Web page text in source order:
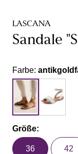
LASCANA
Sandale
Farbe:
Größe:
36 42